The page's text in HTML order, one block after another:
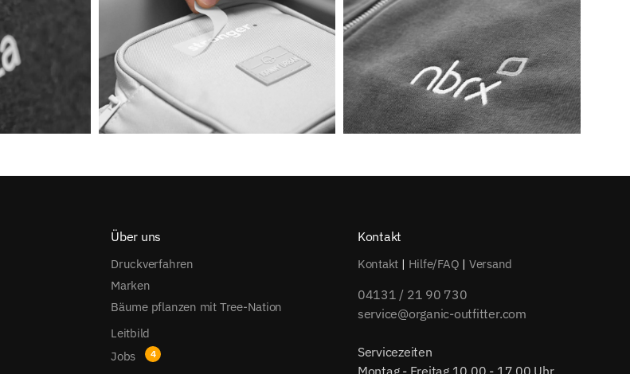
Über uns
Druckverfahren
Marken
Bäume pflanzen mit Tree-Nation
Leitbild
Jobs
Kontakt
Kontakt | Hilfe/FAQ | Versand
04131 / 21 90 730
service@organic-outfitter.com
Servicezeiten